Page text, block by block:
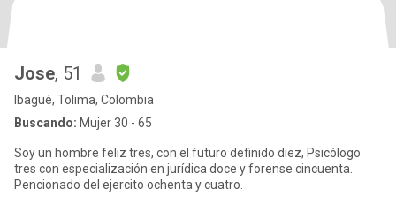
Jose, 51
Ibagué, Tolima, Colombia
Buscando: Mujer 30 - 65
Soy un hombre feliz tres, con el futuro definido diez, Psicólogo
tres con especialización en jurídica doce y forense cincuenta.
Pencionado del ejercito ochenta y cuatro.